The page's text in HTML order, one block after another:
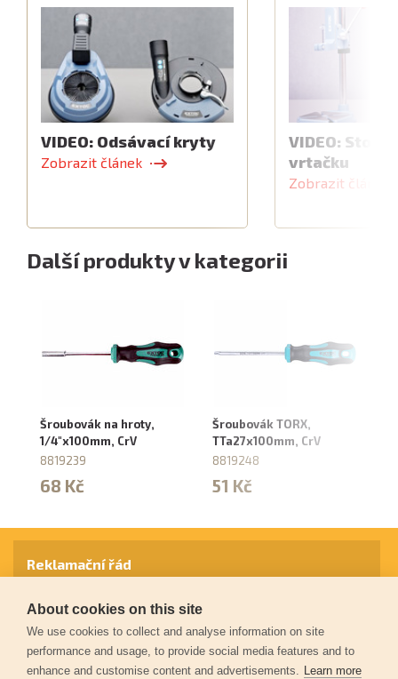
VIDEO: Odsávací kryty
Zobrazit článek
VIDEO:
vrtačku
Zobrazit článek
Další produkty v kategorii
Šroubovák na hroty,
1/4"x100mm, CrV
8819239
68 Kč
Šroubovák TORX,
TTa27x100mm, CrV
8819248
51 Kč
Reklamační řád
Záruční podmínky
Ochrana osobních údajů
About cookies on this site
We use cookies to collect and analyse information on site
performance and usage, to provide social media features and to
enhance and customise content and advertisements. Learn more